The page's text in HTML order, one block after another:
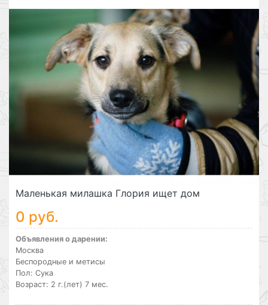
Маленькая милашка Глория ищет дом
0 руб.
Объявления о дарении:
Москва
Беспородные и метисы
Пол: Сука
Возраст: 2 г.(лет) 7 мес.